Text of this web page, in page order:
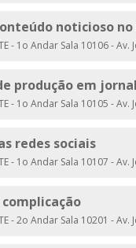
noticioso
- 1o Andar Sala 10106 -
produção em
- 1o Andar Sala 10105 -
redes sociais
- 1o Andar Sala 10107 -
- 2o Andar Sala 10201 -